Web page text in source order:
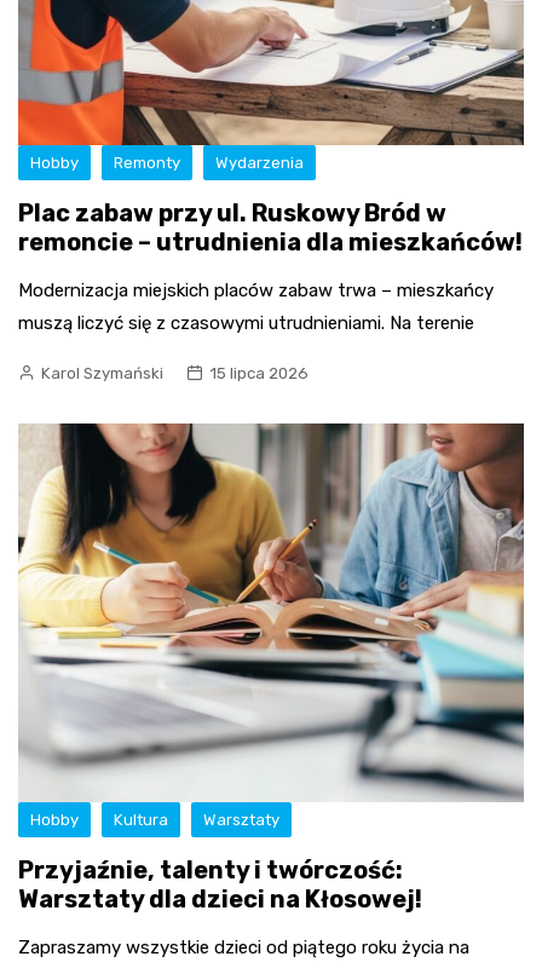
Hobby Remonty Wydarzenia
Plac zabaw przy ul. Ruskowy Bród w
remoncie – utrudnienia dla mieszkańców!
Modernizacja miejskich placów zabaw trwa – mieszkańcy
muszą liczyć się z czasowymi utrudnieniami. Na terenie
Karol Szymański 15 lipca 2026
Hobby Kultura Warsztaty
Przyjaźnie, talenty i twórczość:
Warsztaty dla dzieci na Kłosowej!
Zapraszamy wszystkie dzieci od piątego roku życia na